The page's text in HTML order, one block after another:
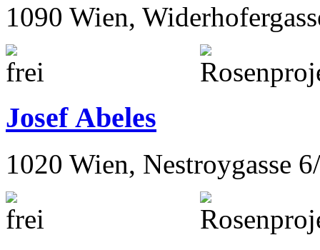
1090 Wien,
Josef Abeles
1020 Wien, Nestroygasse